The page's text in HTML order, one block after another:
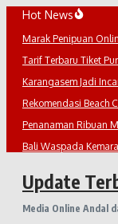
Lewati
konten
Hot News
Marak Penipuan
Tarif Terbaru Tiket
Karangasem Jadi
Rekomendasi Beach
Penanaman Ribuan
Bali Waspada
Update
Media Online Andal